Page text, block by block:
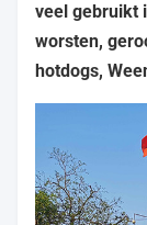
veel gebruikt
worsten,
hotdogs,